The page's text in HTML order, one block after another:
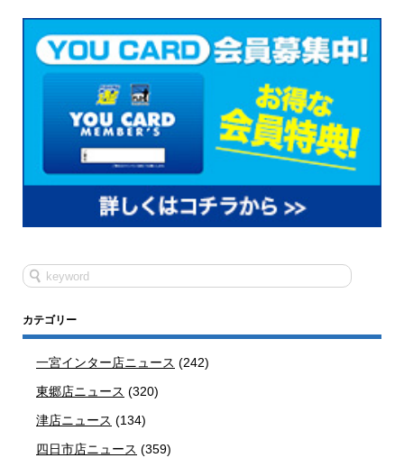
カテゴリー
一宮インター店ニュース (242)
東郷店ニュース (320)
津店ニュース (134)
四日市店ニュース (359)